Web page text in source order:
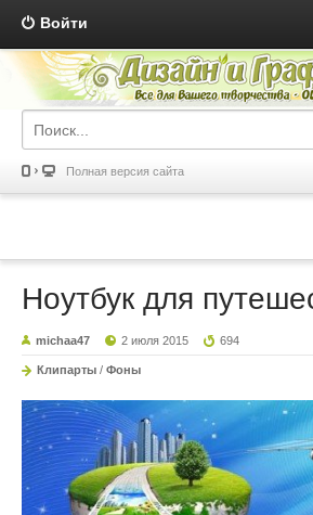
Войти
Полная версия сайта
Ноутбук для
michaa47 2 июля 2015 694
Клипарты / Фоны